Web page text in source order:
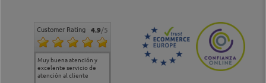
Customer Rating 4.9/5
Muy buena atención y
excelente servicio de
atención al cliente
Muy buena atención de
cara al asesoramiento
Si estoy contento